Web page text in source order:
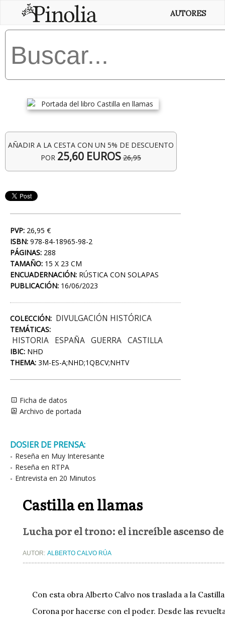
AUTORES
AÑADIR A LA CESTA CON UN 5% DE DESCUENTO
POR 25,60 EUROS 26,95
PVP: 26,95 €
ISBN: 978-84-18965-98-2
PÁGINAS: 288
TAMAÑO: 15 X 23 CM
ENCUADERNACIÓN: RÚSTICA CON SOLAPAS
PUBLICACIÓN: 16/06/2023
COLECCIÓN: DIVULGACIÓN HISTÓRICA
TEMÁTICAS:
HISTORIA ESPAÑA GUERRA CASTILLA
IBIC: NHD
THEMA: 3M-ES-A;NHD;1QBCV;NHTV
Ficha de datos
Archivo de portada
DOSIER DE PRENSA:
- Reseña en Muy Interesante
- Reseña en RTPA
- Entrevista en 20 Minutos
Castilla en llamas
Lucha por el trono: el increíble ascenso
AUTOR: ALBERTO CALVO RÚA
Con esta obra Alberto Calvo nos traslada a la
Corona por hacerse con el poder. Desde las